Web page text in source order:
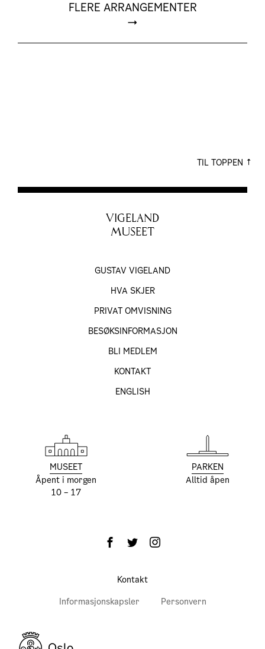
FLERE ARRANGEMENTER
TIL TOPPEN
VIGELAND
MUSEET
GUSTAV VIGELAND
HVA SKJER
PRIVAT OMVISNING
BESØKS­INFORMASJON
BLI MEDLEM
KONTAKT
ENGLISH
MUSEET
Åpent i morgen
10 – 17
PARKEN
Alltid åpen
Kontakt
Informasjonskapsler
Personvern